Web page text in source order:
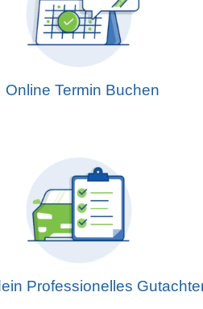
Online Termin Buchen
Professionelles